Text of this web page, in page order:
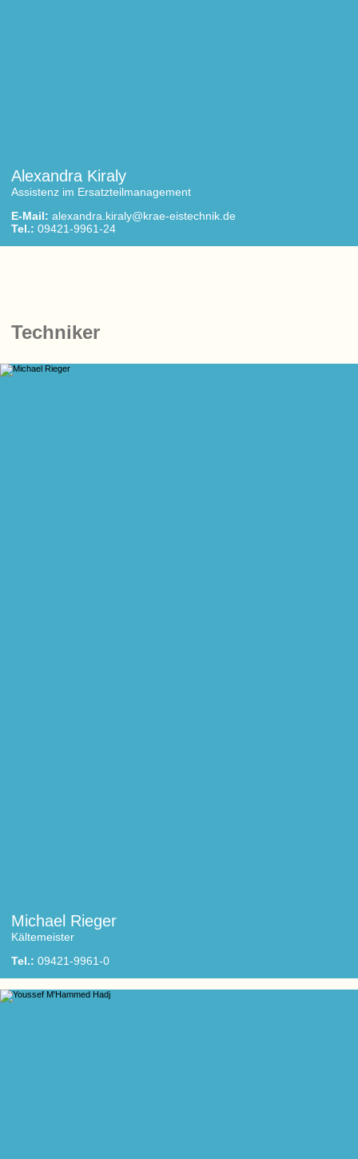
Alexandra Kiraly
Assistenz im Ersatzteilmanagement
E-Mail: alexandra.kiraly@krae-eistechnik.de
Tel.: 09421-9961-24
Techniker
Michael Rieger
Kältemeister
Tel.: 09421-9961-0